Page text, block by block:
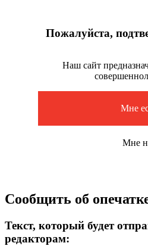
Пожалуйста,
Наш сайт
Мне
Мне
Сообщить об
Текст, который будет
редакторам: